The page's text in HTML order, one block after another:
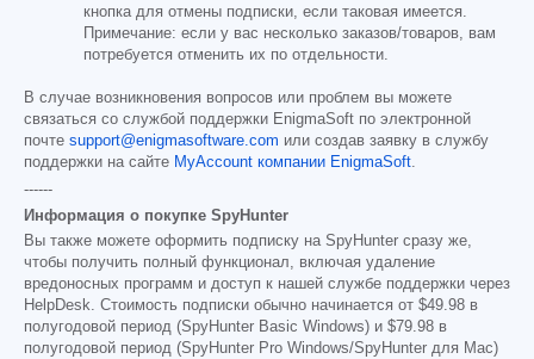
кнопка для отмены подписки, если таковая имеется.
Примечание: если у вас несколько заказов/товаров, вам
потребуется отменить их по отдельности.
В случае возникновения вопросов или проблем вы можете
связаться со службой поддержки EnigmaSoft по электронной
почте support@enigmasoftware.com или создав заявку в службу
поддержки на сайте MyAccount компании EnigmaSoft
------
Информация о покупке SpyHunter
Вы также можете оформить подписку на SpyHunter сразу же,
чтобы получить полный функционал, включая удаление
вредоносных программ и доступ к нашей службе поддержки через
HelpDesk. Стоимость подписки обычно начинается от $49.98 в
полугодовой период (SpyHunter Basic Windows) и $79.98 в
полугодовой период (SpyHunter Pro Windows/SpyHunter для Mac)